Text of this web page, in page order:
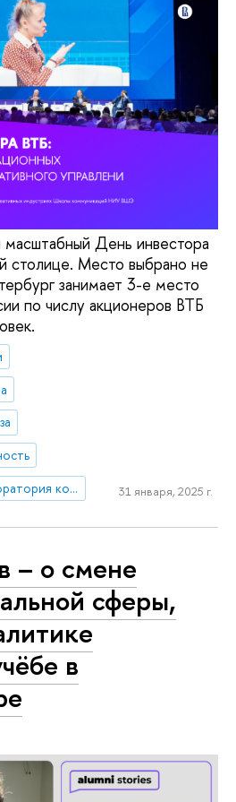
масштабный День инвестора
столице. Место выбрано не
занимает 3-е место
по числу акционеров ВТБ
Проектно-учебная лаборатория коммуникаций в креативных индустриях
31 января, 2025 г.
– о смене
сферы,
в